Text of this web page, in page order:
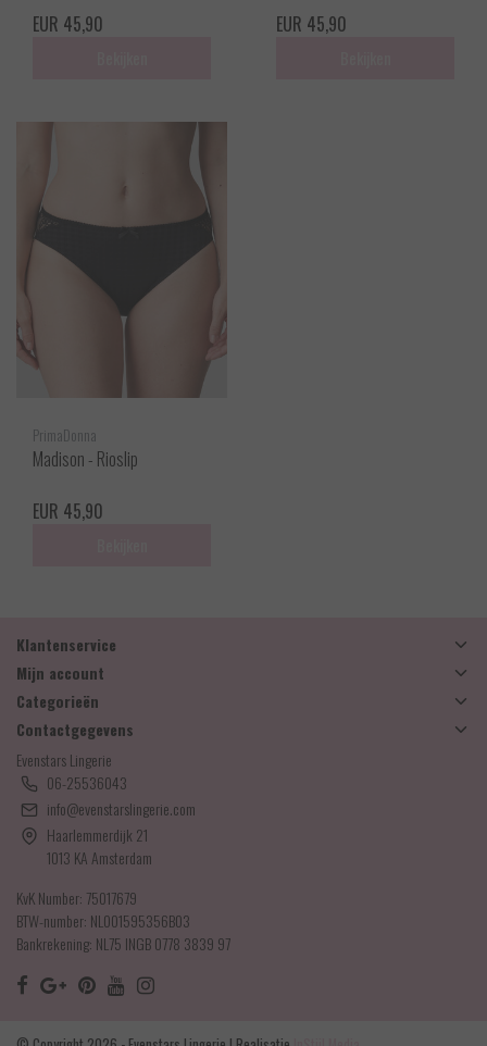
EUR 45,90
EUR 45,90
PrimaDonna
Madison - Rioslip
EUR 45,90
Klantenservice
Mijn account
Categorieën
Contactgegevens
Evenstars Lingerie
06-25536043
info@evenstarslingerie.com
Haarlemmerdijk 21
1013 KA Amsterdam
KvK Number: 75017679
BTW-number: NL001595356B03
Bankrekening: NL75 INGB 0778 3839 97